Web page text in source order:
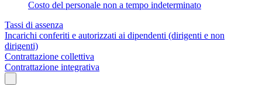
Costo del personale non a tempo indeterminato
Tassi di assenza
Incarichi conferiti e autorizzati ai dipendenti (dirigenti e non
dirigenti)
Contrattazione collettiva
Contrattazione integrativa